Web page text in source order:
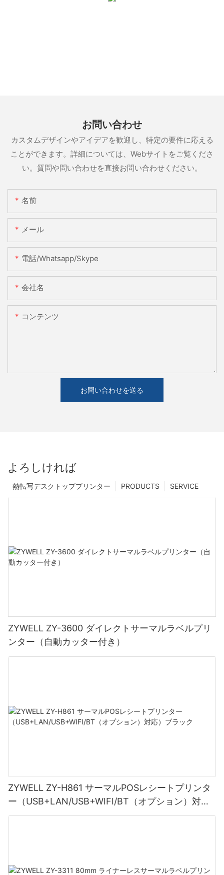
お問い合わせ
カスタムデザインやアイデアを歓迎し、特定の要件に応える
ことができます。詳細については、Webサイトをご覧くださ
い。質問や問い合わせを直接お問い合わせください。
名前
メール
電話/whatsapp/skype
会社名
コンテンツ
お問い合わせを送る
よろしければ
SERVICE
PRODUCTS
熱転写デスクトッププリンター
ZYWELL ZY-3600 ダイレクトサーマルラベルプリ
ンター（自動カッター付き）
ZYWELL ZY-H861 サーマルPOSレシートプリンタ
ー（USB+LAN/USB+WIFI/BT（オプション）対
応）ブラック